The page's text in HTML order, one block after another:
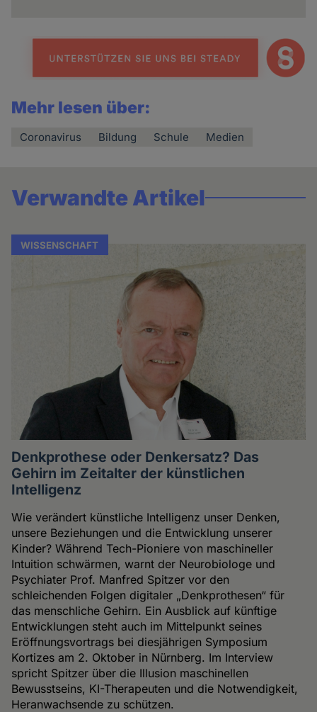
Mehr lesen über:
Coronavirus Bildung Schule Medien
Verwandte Artikel
WISSENSCHAFT
Denkprothese oder Denkersatz? Das
Gehirn im Zeitalter der künstlichen
Intelligenz
Wie verändert künstliche Intelligenz unser Denken,
unsere Beziehungen und die Entwicklung unserer
Kinder? Während Tech-Pioniere von maschineller
Intuition schwärmen, warnt der Neurobiologe und
Psychiater Prof. Manfred Spitzer vor den
schleichenden Folgen digitaler „Denkprothesen“ für
das menschliche Gehirn. Ein Ausblick auf künftige
Entwicklungen steht auch im Mittelpunkt seines
Eröffnungsvortrags bei diesjährigen Symposium
Kortizes am 2. Oktober in Nürnberg. Im Interview
spricht Spitzer über die Illusion maschinellen
Bewusstseins, KI-Therapeuten und die Notwendigkeit,
Heranwachsende zu schützen.